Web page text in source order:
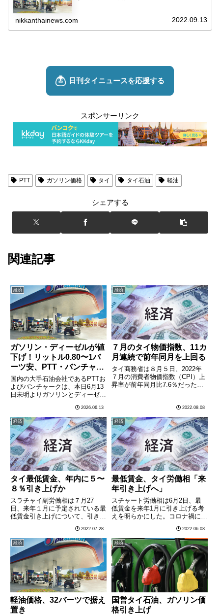
nikkanthainews.com 2022.09.13
スポンサーリンク
PTT ガソリン価格 タイ タイ石油 軽油
シェアする
関連記事
経済
ガソリン・ディーゼルが値
下げ！リットル0.80〜1バ
ーツ安、PTT・バンチャー
クが同時改定
国内の大手石油会社であるPTTお
よびバンチャークは、本日6月13
日未明よりガソリンとディーゼル
ゼルは1バーツ、ガソホールは
0.80バーツ下落発表によると、デ
ィーゼル価格はリットルあたり1
バーツ、ガソホール各グレ………
2026.06.13
経済
７月のタイ物価指数、11カ
月連続で前年同月を上回る
タイ商務省は８月５日、2022年
７月の消費者物価指数（CPI）上
昇率が前年同月比7.6％だったと
下した。同省は、ロシアによるウ
クライナ侵攻の影響による燃料の
国際価格高騰を主な要………
2022.08.08
経済
タイ最低賃金、年内に５〜
８％引き上げか
スラチャイ副労働相は７月27
日、来年１月に予定されている最
低賃金引き上げについて、引き上
らかにした。また、引き上げ時期
について、物価上昇の生活への影
響を軽減させるため２〜３カ月前
倒しで実施する考えのあることを
明………
2022.07.28
経済
最低賃金、タイ労働相「来
年引き上げへ」
スチャート労働相は6月2日、最
低賃金を来年1月に引き上げる考
えを明らかにした。コロナ禍にあ
げ幅は抑えられる模様。スチャー
ト労働相によると、同省は最低賃
金引き上げ案を今月中にまとめ、
10月に閣議に提出、承認を得
て………
2022.06.03
経済
軽油価格、32バーツで据え
置き
経済
国営タイ石油、ガソリン価
格引き上げ